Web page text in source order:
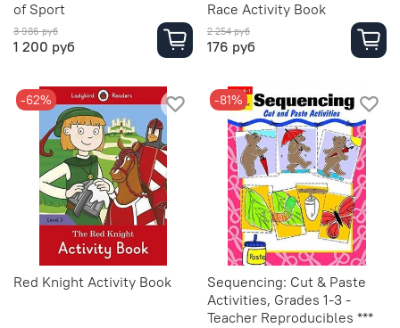
of Sport
3 986 руб
1 200 руб
Race Activity Book
2 254 руб
176 руб
-62%
Red Knight Activity Book
-81%
Sequencing: Cut & Paste
Activities, Grades 1-3 -
Teacher Reproducibles ***